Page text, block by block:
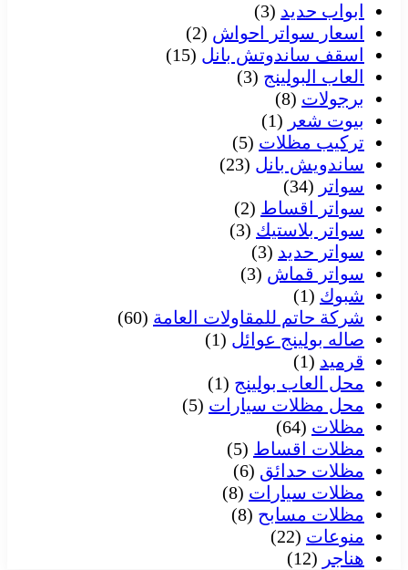
ابواب حديد (3)
اسعار سواتر احواش (2)
اسقف ساندوتش بانل (15)
العاب البولينج (3)
برجولات (8)
بيوت شعر (1)
تركيب مظلات (5)
ساندويش بانل (23)
سواتر (34)
سواتر اقساط (2)
سواتر بلاستيك (3)
سواتر حديد (3)
سواتر قماش (3)
شبوك (1)
شركة حاتم للمقاولات العامة (60)
صاله بولينج عوائل (1)
قرميد (1)
محل العاب بولينج (1)
محل مظلات سيارات (5)
مظلات (64)
مظلات اقساط (5)
مظلات حدائق (6)
مظلات سيارات (8)
مظلات مسابح (8)
منوعات (22)
هناجر (12)